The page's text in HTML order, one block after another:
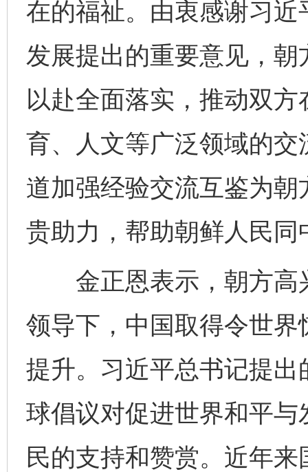
在的福祉。由衷感谢习
发展提出的重要意见，
以赴全面落实，推动双
育、人文等广泛领域的
道加强经验交流互鉴为
贵助力，帮助朝鲜人民
金正恩表示，朝方高
领导下，中国取得令世
提升。习近平总书记提
球倡议对促进世界和平
民的支持和赞赏。近年